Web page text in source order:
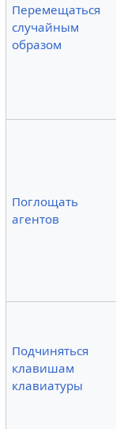
Перемещаться
случайным
образом
Поглощать
агентов
Подчиняться
клавишам
клавиатуры